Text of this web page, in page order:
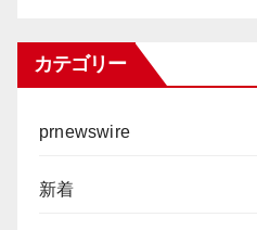
カテゴリー
prnewswire
新着